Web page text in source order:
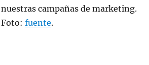
nuestras campañas de marketing.
Foto: fuente.